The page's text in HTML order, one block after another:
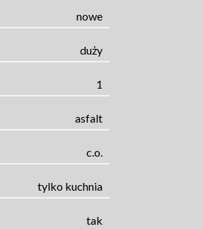
nowe
duży
1
asfalt
c.o.
tylko kuchnia
tak